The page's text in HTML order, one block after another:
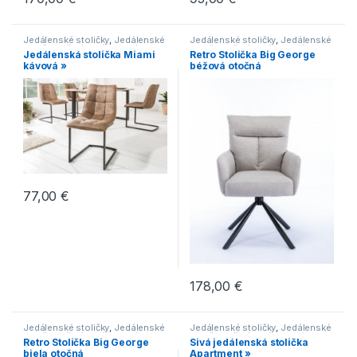
Jedálenské stoličky, Jedálenské
stoličky s čalúneným sedákom
Jedálenské stoličky s kovovou
podnožou
Jedálenské stoličky v
industriálnom štýle, Jedálenské
stoličky v modernom štýle,
Novinky Stoličky
Jedálenská stolička Miami
kávová »
77,00€
Jedálenské stoličky, Jedálenské
stoličky s čalúneným sedákom
Jedálenské stoličky s klasickými
nohami, Jedálenské stoličky s
Retro Stolička Big George
béžová otočná
178,00€
Jedálenské stoličky, Jedálenské
stoličky s čalúneným sedákom
Jedálenské stoličky s klasickými
nohami,Jedálenské stoličky s
Retro Stolička Big George
biela otočná
Jedálenské stoličky, Jedálenské
stoličky s čalúneným sedákom
Jedálenské stoličky s kovovou
podnožou,Jedálenské stoličky s
Sivá jedálenská stolička
Apartment »